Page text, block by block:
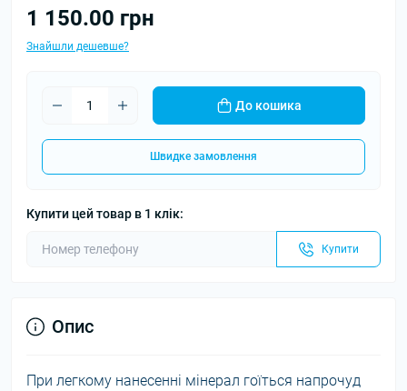
1 150.00 грн
Знайшли дешевше?
До кошика
Швидке замовлення
Купити цей товар в 1 клік:
Купити
Опис
При легкому нанесенні мінерал гоїться напрочуд